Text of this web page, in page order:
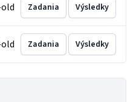
Zadania Výsledky
Zadania Výsledky